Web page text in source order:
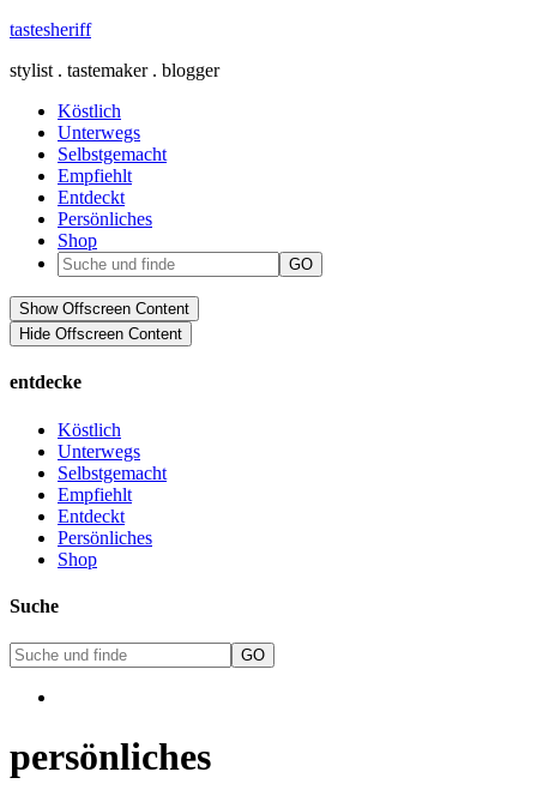
tastesheriff
stylist . tastemaker . blogger
Köstlich
Unterwegs
Selbstgemacht
Empfiehlt
Entdeckt
Persönliches
Shop
Show Offscreen Content
Hide Offscreen Content
entdecke
Köstlich
Unterwegs
Selbstgemacht
Empfiehlt
Entdeckt
Persönliches
Shop
Suche
persönliches